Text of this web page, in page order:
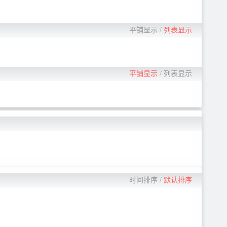
平铺显示 / 列表显示
平铺显示/ 列表显示
时间排序/ 默认排序